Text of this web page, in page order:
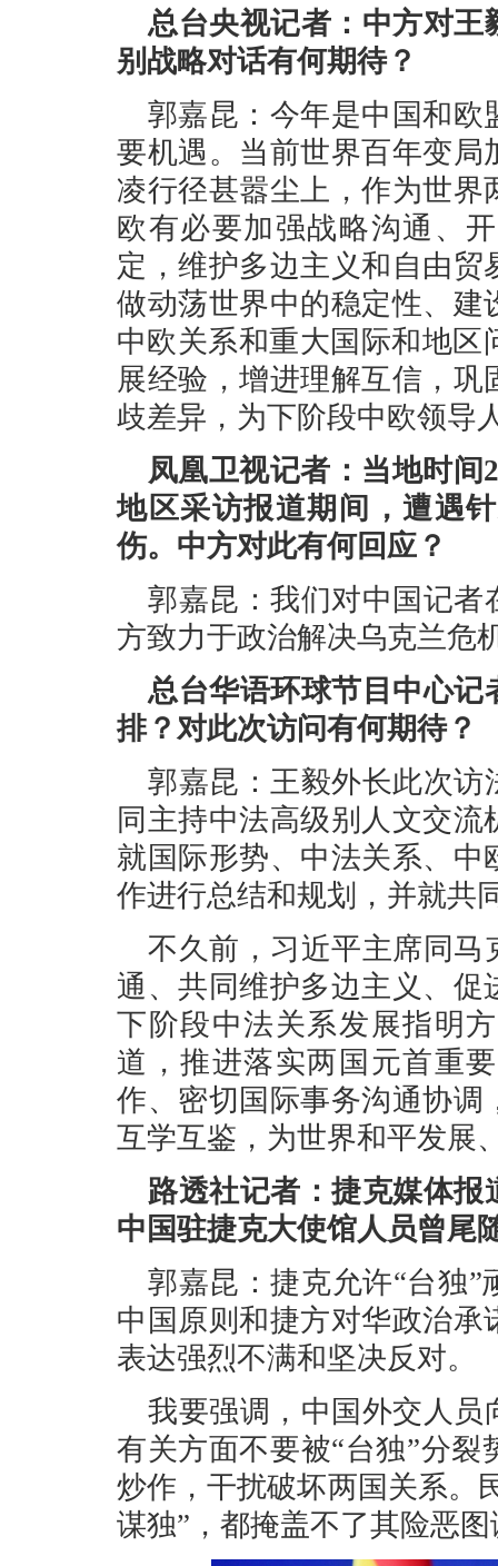
总台央视记者：中方对王
别战略对话有何期待？
郭嘉昆：今年是中国和欧
要机遇。当前世界百年变
凌行径甚嚣尘上，作为世
欧有必要加强战略沟通、
定，维护多边主义和自由
做动荡世界中的稳定性、
中欧关系和重大国际和地区
展经验，增进理解互信，
歧差异，为下阶段中欧领导
凤凰卫视记者：当地时间
地区采访报道期间，遭遇
伤。中方对此有何回应？
郭嘉昆：我们对中国记者
方致力于政治解决乌克兰危
总台华语环球节目中心记
排？对此次访问有何期待？
郭嘉昆：王毅外长此次访
同主持中法高级别人文交
就国际形势、中法关系、
作进行总结和规划，并就共
不久前，习近平主席同马
通、共同维护多边主义、
下阶段中法关系发展指明
道，推进落实两国元首重
作、密切国际事务沟通协
互学互鉴，为世界和平发展
路透社记者：捷克媒体
中国驻捷克大使馆人员曾尾
郭嘉昆：捷克允许“台独
中国原则和捷方对华政治
表达强烈不满和坚决反对。
我要强调，中国外交人员
有关方面不要被“台独”分
炒作，干扰破坏两国关系。
谋独”，都掩盖不了其险恶